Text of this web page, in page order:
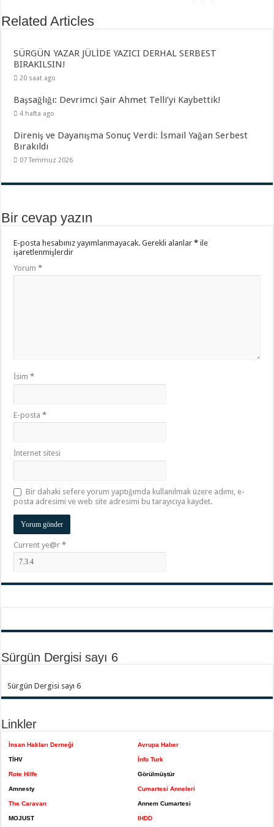
Related Articles
SÜRGÜN YAZAR JÜLİDE YAZICI DERHAL SERBEST
BIRAKILSIN!
20 saat ago
Başsağlığı: Devrimci Şair Ahmet Telli’yi Kaybettik!
4 hafta ago
Direniş ve Dayanışma Sonuç Verdi: İsmail Yağan Serbest
Bırakıldı
07 Temmuz 2026
Bir cevap yazın
E-posta hesabınız yayımlanmayacak. Gerekli alanlar* ile
işaretlenmişlerdir
Yorum*
İsim*
E-posta*
İnternet sitesi
Bir dahaki sefere yorum yaptığımda kullanılmak üzere adımı, e-
posta adresimi ve web site adresimi bu tarayıcıya kaydet.
Current ye@r*
Sürgün Dergisi sayı 6
Sürgün Dergisi sayı 6
Linkler
İnsan Hakları Derneği
TİHV
Rote Hilfe
Amnesty
The Caravan
MOJUST
Avrupa Haber
İnfo Turk
Görülmüştür
Cumartesi Anneleri
Annem Cumartesi
IHDD